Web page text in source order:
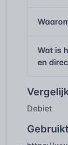
Wat is
en
Debiet